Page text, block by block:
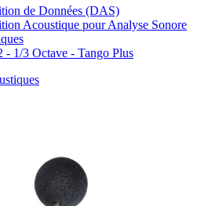
de Données (DAS)
Acoustique pour Analyse Sonore
- 1/3 Octave - Tango Plus